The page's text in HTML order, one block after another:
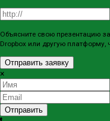
Объясните свою презентацию
Dropbox или другую платформу,
Отправить заявку
×
Отправить